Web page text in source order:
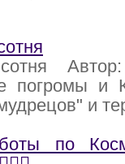
погромы и
и
по